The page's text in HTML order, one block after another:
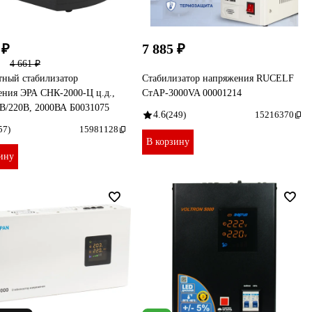
₽
4 661 ₽
стабилизатор
ЭРА СНК-2000-Ц ц.д.,
220В, 2000ВА Б0031075
15981128
7 885 ₽
Стабилизатор напряжения RUCELF
СтАР-3000VA 00001214
4.6(249) 15216370
В корзину